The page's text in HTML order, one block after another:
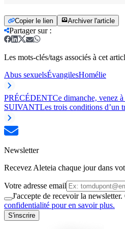
Copier le lien Archiver l'article
Partager sur:
Les mots-clés/tags associés à cet
Abus sexuelsÉvangilesHomélie
PRÉCÉDENTCe dimanche, venez
SUIVANTLes trois conditions d’un
Newsletter
Recevez Aleteia chaque jour dans
Votre adresse email
J'accepte de recevoir la
confidentialité pour en savoir plus.
S'inscrire